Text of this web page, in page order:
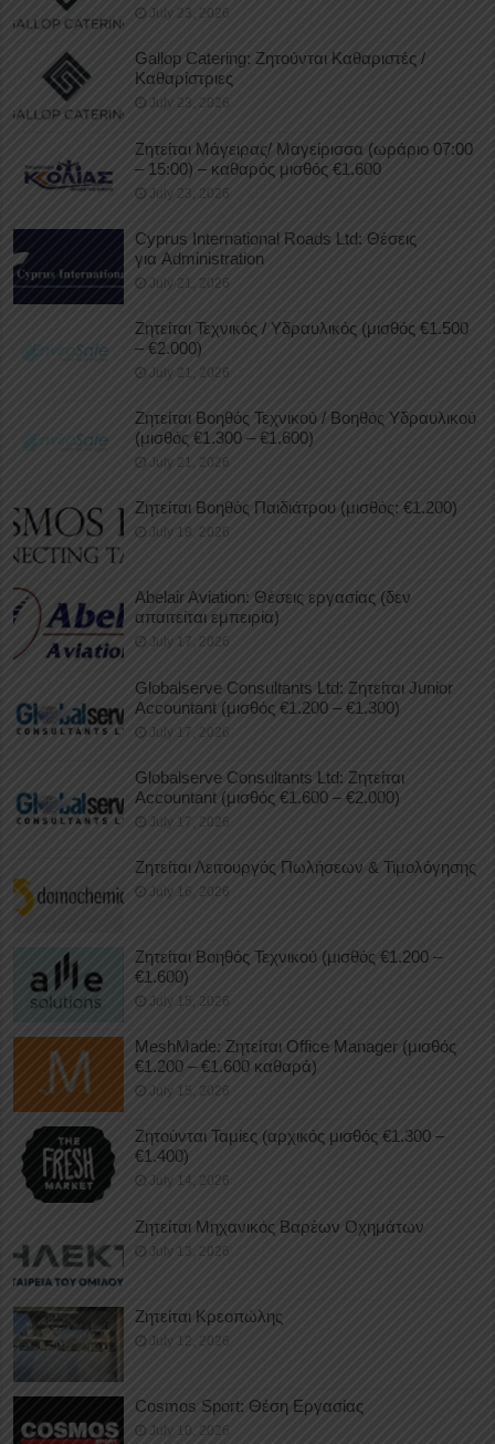
July 23, 2026
Gallop Catering: Ζητούνται Καθαριστές /
Καθαρίστριες
July 23, 2026
Ζητείται Μάγειρας/ Μαγείρισσα (ωράριο 07:00
– 15:00) – καθαρός μισθός €1.600
July 23, 2026
Cyprus International Roads Ltd: Θέσεις
για Administration
July 21, 2026
Ζητείται Τεχνικός / Υδραυλικός (μισθός €1.500
– €2.000)
July 21, 2026
Ζητείται Βοηθός Τεχνικού / Βοηθός Υδραυλικού
(μισθός €1.300 – €1.600)
July 21, 2026
Ζητείται Βοηθός Παιδιάτρου (μισθός: €1.200)
July 18, 2026
Abelair Aviation: Θέσεις εργασίας (δεν
απαιτείται εμπειρία)
July 17, 2026
Globalserve Consultants Ltd: Ζητείται Junior
Accountant (μισθός €1.200 – €1.300)
July 17, 2026
Globalserve Consultants Ltd: Ζητείται
Accountant (μισθός €1.600 – €2.000)
July 17, 2026
Ζητείται Λειτουργός Πωλήσεων & Τιμολόγησης
July 16, 2026
Ζητείται Βοηθός Τεχνικού (μισθός €1.200 –
€1.600)
July 15, 2026
MeshMade: Ζητείται Office Manager (μισθός
€1.200 – €1.600 καθαρά)
July 15, 2026
Ζητούνται Ταμίες (αρχικός μισθός €1.300 –
€1.400)
July 14, 2026
Ζητείται Μηχανικός Βαρέων Οχημάτων
July 13, 2026
Ζητείται Κρεοπώλης
July 12, 2026
Cosmos Sport: Θέση Εργασίας
July 10, 2026